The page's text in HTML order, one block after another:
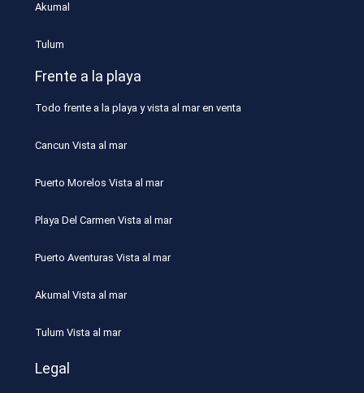
Akumal
Tulum
Frente a la playa
Todo frente a la playa y vista al mar en venta
Cancun Vista al mar
Puerto Morelos Vista al mar
Playa Del Carmen Vista al mar
Puerto Aventuras Vista al mar
Akumal Vista al mar
Tulum Vista al mar
Legal